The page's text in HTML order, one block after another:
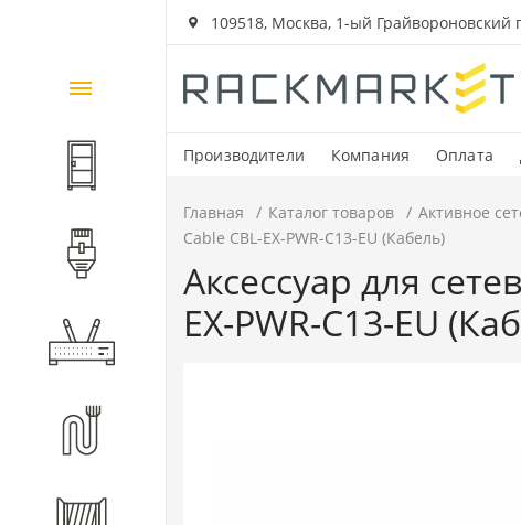
109518, Москва, 1-ый Грайвороновский
Производители Компания Оплата
Каталог
товаров
Шкафы и стойки
Активное оборудование
Главная Каталог товаров Активное
Cable CBL-EX-PWR-C13-EU (Кабель)
Аксессуар для
EX-PWR-C13-EU